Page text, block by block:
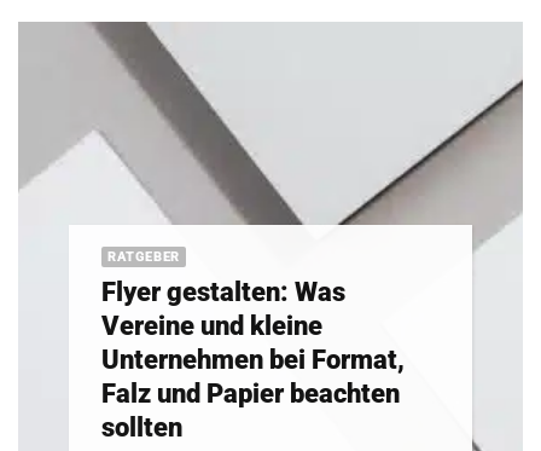
RATGEBER
Flyer gestalten: Was
Vereine und kleine
Unternehmen bei Format,
Falz und Papier beachten
sollten